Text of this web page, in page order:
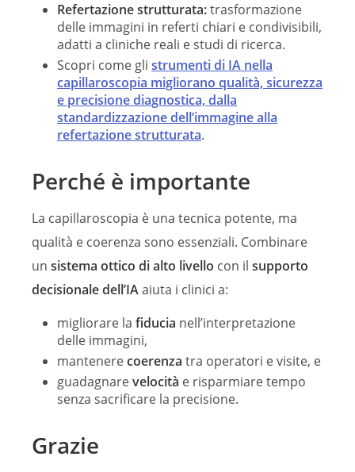
Refertazione strutturata:trasformazione
delle immagini in referti chiari e condivisibili,
adatti a cliniche reali e studi di ricerca.
Scopri come gli strumenti di IA nella
capillaroscopia migliorano qualità, sicurezza
e precisionediagnostica, dalla
standardizzazione dell’immagine alla
refertazione strutturata.
Perché è importante
La capillaroscopia è una tecnica potente, ma
qualità e coerenza sono essenziali. Combinare
un sistema ottico di alto livello con il supporto
decisionale dell’IAaiuta i clinici a:
migliorare la fiducia nell’interpretazione
delle immagini,
mantenerecoerenza tra operatori e visite, e
guadagnarevelocità e risparmiare tempo
senza sacrificare la precisione.
Grazie